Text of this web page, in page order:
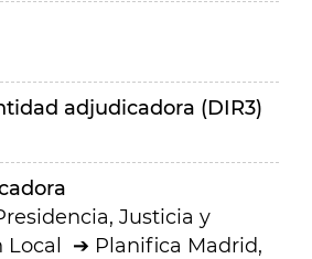
adjudicadora (DIR3)
Justicia y
Planifica Madrid,